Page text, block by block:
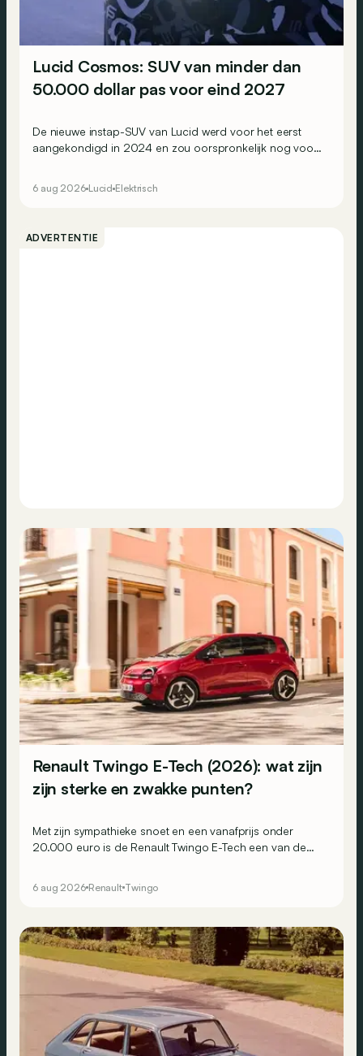
Lucid Cosmos: SUV van minder dan
50.000 dollar pas voor eind 2027
De nieuwe instap-SUV van Lucid werd voor het eerst
aangekondigd in 2024 en zou oorspronkelijk nog voor
6 aug 2026 Lucid Elektrisch
ADVERTENTIE
Renault Twingo E-Tech (2026): wat zijn
zijn sterke en zwakke punten?
Met zijn sympathieke snoet en een vanafprijs onder
20.000 euro is de Renault Twingo E-Tech een van de
Dit zijn zijn belangrijkste sterke en zwakke punten.
6 aug 2026 Renault Twingo